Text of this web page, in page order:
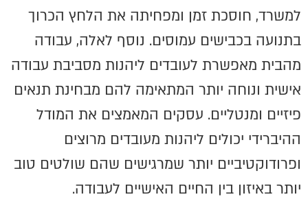
למשרד, חוסכת זמן ומפחיתה את הלחץ הכרוך
בתנועה בכבישים עמוסים. נוסף לאלה, עבודה
מהבית מאפשרת לעובדים ליהנות מסביבת עבודה
אישית ונוחה יותר המתאימה להם מבחינת תנאים
פיזיים ומנטליים. עסקים המאמצים את המודל
ההיברידי יכולים ליהנות מעובדים מרוצים
ופרודוקטיביים יותר שמרגישים שהם שולטים טוב
יותר באיזון בין החיים האישיים לעבודה.